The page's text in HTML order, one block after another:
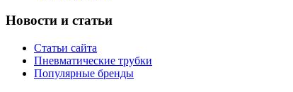
Новости и статьи
Статьи сайта
Пневматические трубки
Популярные бренды